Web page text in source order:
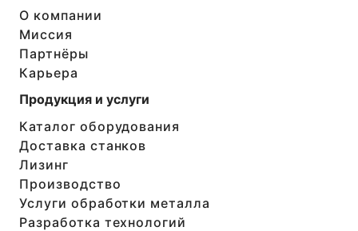
О компании
Миссия
Партнёры
Карьера
Продукция и услуги
Каталог оборудования
Доставка станков
Лизинг
Производство
Услуги обработки металла
Разработка технологий